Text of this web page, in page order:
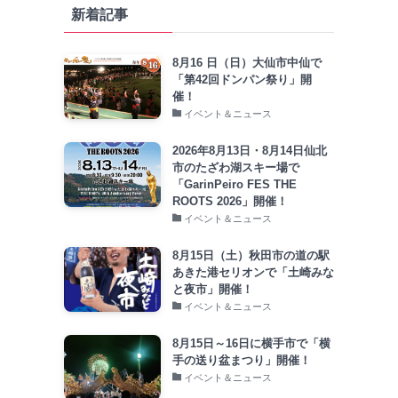
新着記事
8月16 日（日）大仙市中仙で
「第42回ドンパン祭り」開
催！
イベント＆ニュース
2026年8月13日・8月14日仙北
市のたざわ湖スキー場で
「GarinPeiro FES THE
ROOTS 2026」開催！
イベント＆ニュース
8月15日（土）秋田市の道の駅
あきた港セリオンで「土崎みな
と夜市」開催！
イベント＆ニュース
8月15日～16日に横手市で「横
手の送り盆まつり」開催！
イベント＆ニュース